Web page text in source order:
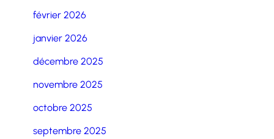
février 2026
janvier 2026
décembre 2025
novembre 2025
octobre 2025
septembre 2025